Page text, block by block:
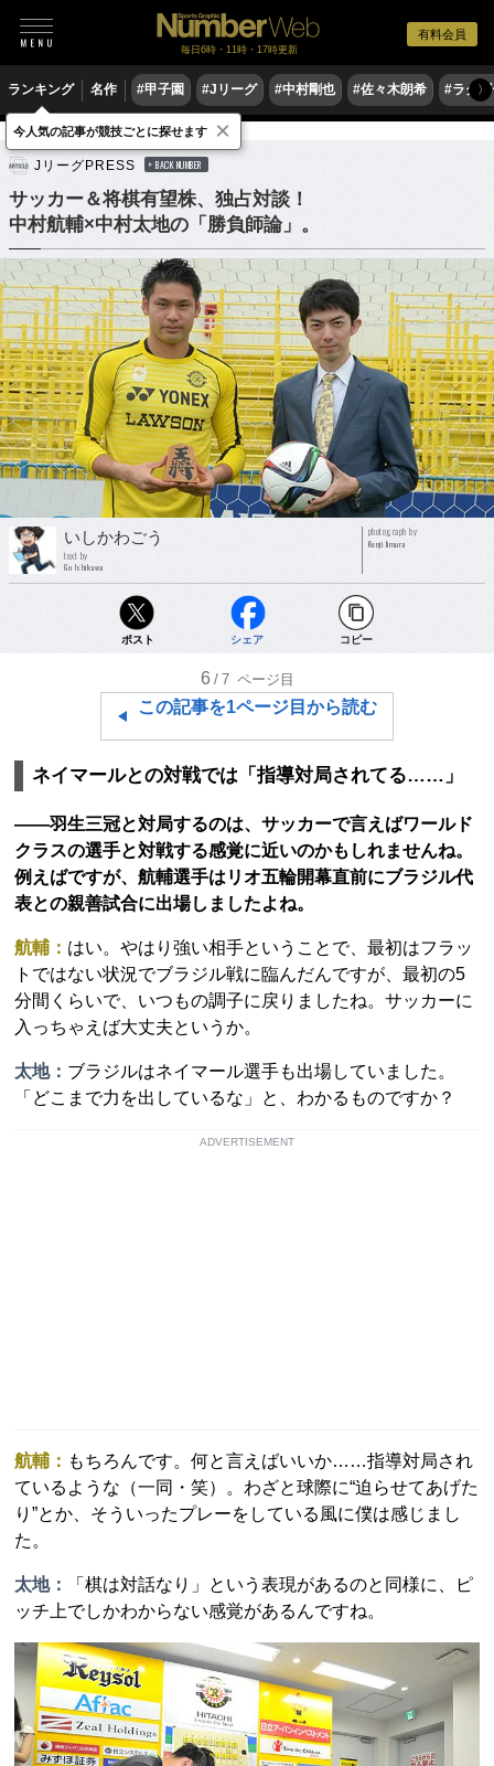
有料会員
毎日6時・11時・17時更新
ランキング 名作 #甲子園 #Jリーグ #中村剛也 #佐々木朗希 #ラグ〉
サッカー Jリーグ 将棋
JリーグPRESS BACK NUMBER
サッカー＆将棋有望株、独占対談！
中村航輔×中村太地の「勝負師論」。
いしかわごう
text by
Go Ishikawa
photograph by
Kenji Iimura
ポスト シェア コピー
6 /7 ページ目
この記事を1ページ目から読む
ネイマールとの対戦では「指導対局されてる……」
――羽生三冠と対局するのは、サッカーで言えばワールド
クラスの選手と対戦する感覚に近いのかもしれませんね。
例えばですが、航輔選手はリオ五輪開幕直前にブラジル代
表との親善試合に出場しましたよね。
航輔： はい。やはり強い相手ということで、最初はフラッ
トではない状況でブラジル戦に臨んだんですが、最初の5
分間くらいで、いつもの調子に戻りましたね。サッカーに
入っちゃえば大丈夫というか。
太地： ブラジルはネイマール選手も出場していました。
「どこまで力を出しているな」と、わかるものですか？
ADVERTISEMENT
航輔： もちろんです。何と言えばいいか……指導対局され
ているような（一同・笑）。わざと球際に“迫らせてあげた
り”とか、そういったプレーをしている風に僕は感じまし
た。
太地：
「棋は対話なり」という表現があるのと同様に、ピ
ッチ上でしかわからない感覚があるんですね。
今人気の記事が競技ごとに探せます ×